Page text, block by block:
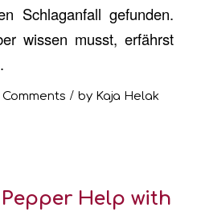
Schlaganfall gefunden.
wissen musst, erfährst
Comments / by Kaja Helak
Pepper Help with